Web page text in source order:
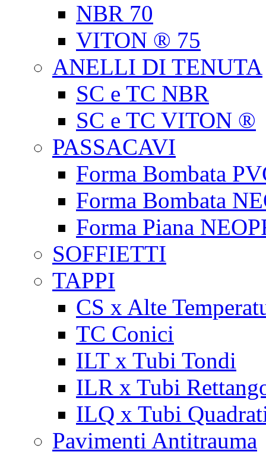
NBR 70
VITON ® 75
ANELLI DI TENUTA
SC e TC NBR
SC e TC VITON ®
PASSACAVI
Forma Bombata
Forma Bombata
Forma Piana
SOFFIETTI
TAPPI
CS x Alte
TC Conici
ILT x Tubi Tondi
ILR x Tubi
ILQ x Tubi
Pavimenti Antitrauma